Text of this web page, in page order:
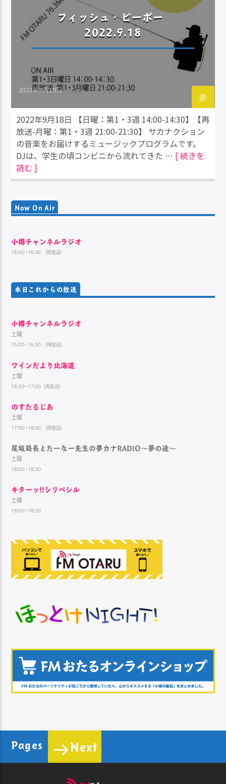
フィッシュ・ピーポー
2022.9.18
2022年9月18日
2022年9月18日 【日曜：第1・3週 14:00-14:30】【再
放送-月曜：第1・3週 21:00-21:30】 サカナクション
の音楽をお届けするミュージックプログラムです。
DJは、学生の頃コンビニから流れてきた … [ 続きを
読む ]
Now On Air
小樽チャンネルラジオ
16:00~16:30 （再放送）
本日これからの放送
小樽チャンネルラジオ
土曜
16:00~16:30 （再放送）
ワインだより北海道
土曜
16:30~17:00（再放送）
のすたるじあ
土曜
17:00~18:00 （再放送）
尾坂局長とたーなー先生の夢カナRADIO～夢の途～
土曜
18:00~18:30
キターッ!!シリベシル
土曜
18:00~18:30
Pages Next